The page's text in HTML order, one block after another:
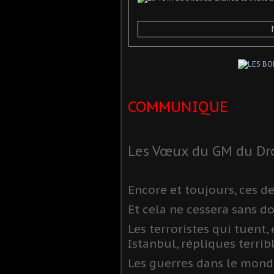
COMMUNIQUE
Les Vœux du GM du
Encore et toujours, ces
Et cela ne cessera sans
Les terroristes qui
Istanbul, répliques
Les guerres dans le